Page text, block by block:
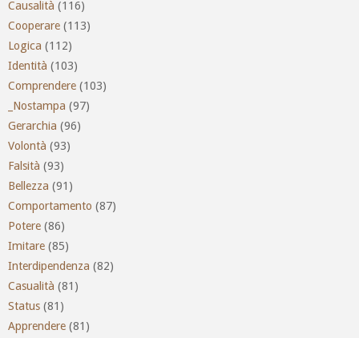
Causalità (116)
Cooperare (113)
Logica (112)
Identità (103)
Comprendere (103)
_Nostampa (97)
Gerarchia (96)
Volontà (93)
Falsità (93)
Bellezza (91)
Comportamento (87)
Potere (86)
Imitare (85)
Interdipendenza (82)
Casualità (81)
Status (81)
Apprendere (81)